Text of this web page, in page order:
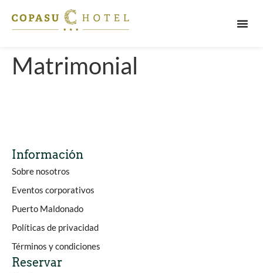
Matrimonial
Información
Sobre nosotros
Eventos corporativos
Puerto Maldonado
Políticas de privacidad
Términos y condiciones
Reservar